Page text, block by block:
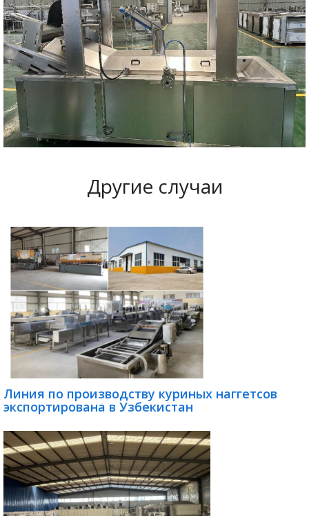
Другие случаи
Линия по производству куриных наггетсов
экспортирована в Узбекистан